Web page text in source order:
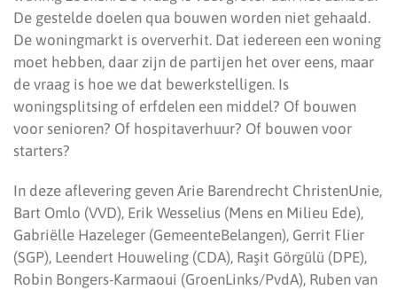
De gestelde doelen qua bouwen worden niet gehaald.
De woningmarkt is oververhit. Dat iedereen een woning
moet hebben, daar zijn de partijen het over eens, maar
de vraag is hoe we dat bewerkstelligen. Is
woningsplitsing of erfdelen een middel? Of bouwen
voor senioren? Of hospitaverhuur? Of bouwen voor
starters?
In deze aflevering geven Arie Barendrecht ChristenUnie,
Bart Omlo (VVD), Erik Wesselius (Mens en Milieu Ede),
Gabriëlle Hazeleger (GemeenteBelangen), Gerrit Flier
(SGP), Leendert Houweling (CDA), Raşit Görgülü (DPE),
Robin Bongers-Karmaoui (GroenLinks/PvdA), Ruben van